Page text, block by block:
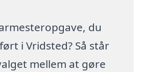
du
i Vridsted? Så står
mellem at gøre